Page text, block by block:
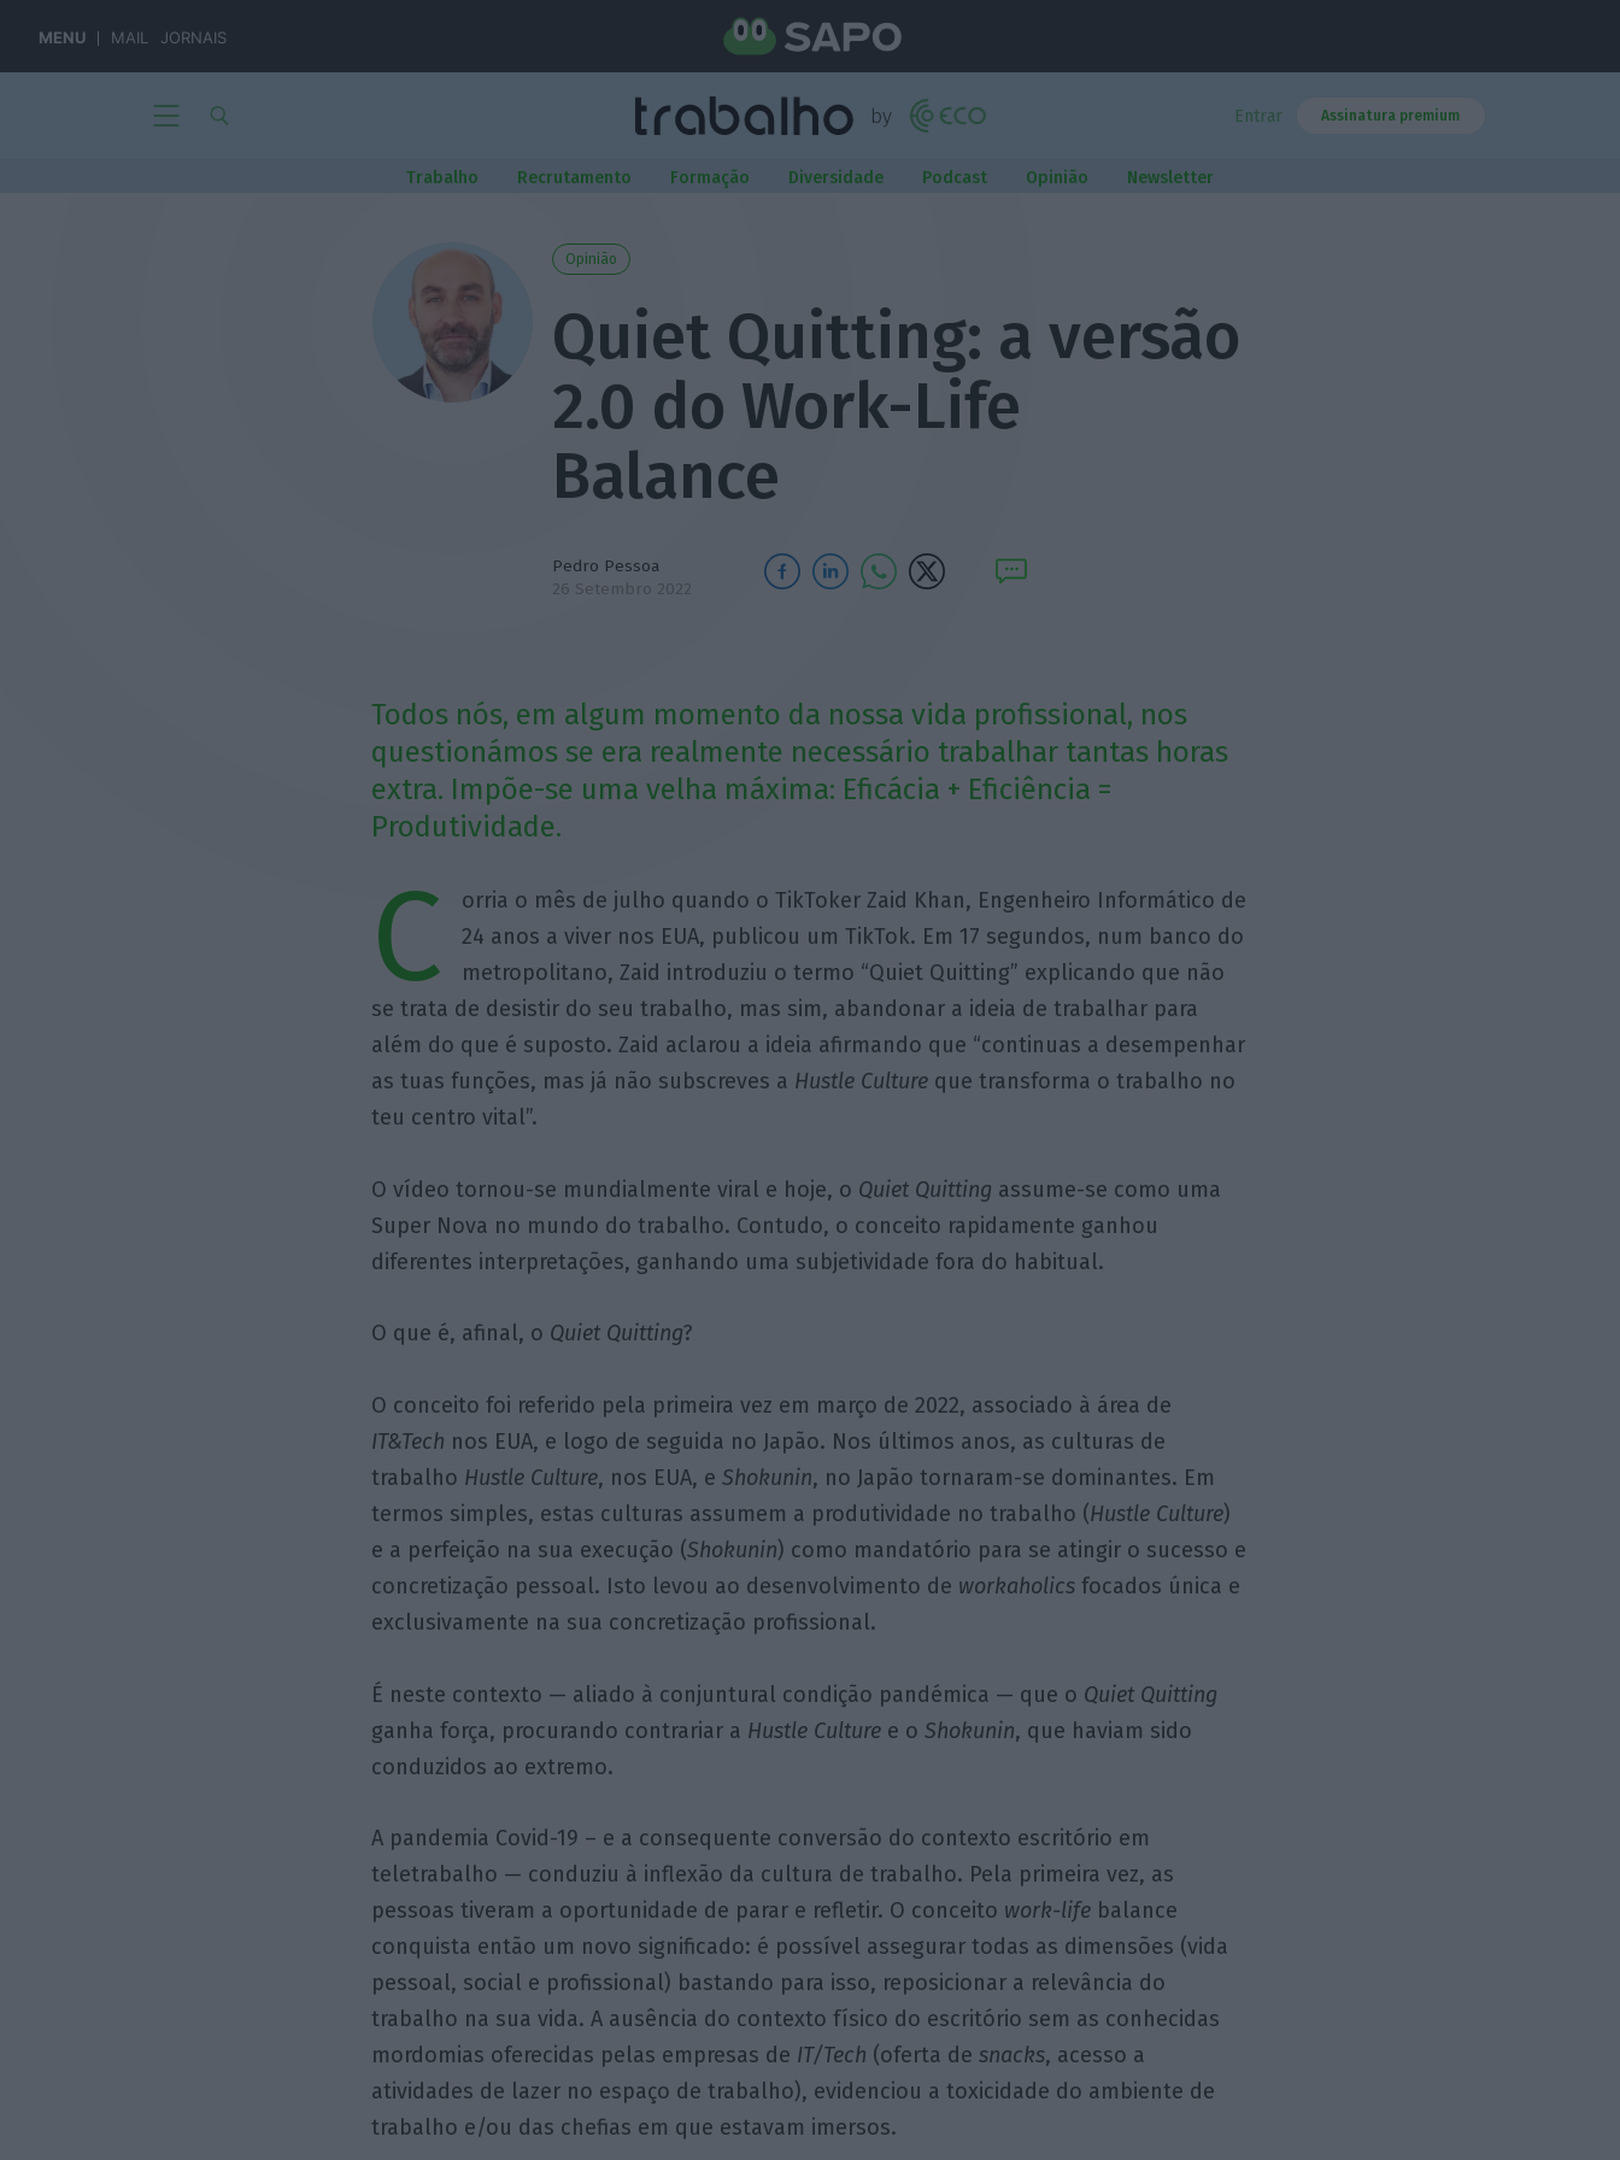
MENU MAIL JORNAIS
Entrar Assinatura premium
Trabalho Recrutamento Formação Diversidade Podcast Opinião Newsletter
Opinião
Quiet Quitting: a versão
2.0 do Work-Life
Balance
Pedro Pessoa
26 Setembro 2022
Todos nós, em algum momento da nossa vida profissional, nos
questionámos se era realmente necessário trabalhar tantas horas
extra. Impõe-se uma velha máxima: Eficácia + Eficiência =
Produtividade.
C
orria o mês de julho quando o TikToker Zaid Khan, Engenheiro Informático de
24 anos a viver nos EUA, publicou um TikTok. Em 17 segundos, num banco do
metropolitano, Zaid introduziu o termo “Quiet Quitting” explicando que não
se trata de desistir do seu trabalho, mas sim, abandonar a ideia de trabalhar para
além do que é suposto. Zaid aclarou a ideia afirmando que “continuas a desempenhar
as tuas funções, mas já não subscreves a Hustle Culture que transforma o trabalho no
teu centro vital”.
O vídeo tornou-se mundialmente viral e hoje, o Quiet Quitting assume-se como uma
Super Nova no mundo do trabalho. Contudo, o conceito rapidamente ganhou
diferentes interpretações, ganhando uma subjetividade fora do habitual.
O que é, afinal, o Quiet Quitting?
O conceito foi referido pela primeira vez em março de 2022, associado à área de
IT&Tech nos EUA, e logo de seguida no Japão. Nos últimos anos, as culturas de
trabalho Hustle Culture, nos EUA, eShokunin, no Japão tornaram-se dominantes. Em
termos simples, estas culturas assumem a produtividade no trabalho (Hustle Culture)
e a perfeição na sua execução (Shokunin) como mandatório para se atingir o sucesso e
concretização pessoal. Isto levou ao desenvolvimento de workaholics focados única e
exclusivamente na sua concretização profissional.
É neste contexto — aliado à conjuntural condição pandémica — que o Quiet Quitting
ganha força, procurando contrariar a Hustle Culture e oShokunin, que haviam sido
conduzidos ao extremo.
A pandemia Covid-19 – e a consequente conversão do contexto escritório em
teletrabalho — conduziu à inflexão da cultura de trabalho. Pela primeira vez, as
pessoas tiveram a oportunidade de parar e refletir. O conceito work-life balance
conquista então um novo significado: é possível assegurar todas as dimensões (vida
pessoal, social e profissional) bastando para isso, reposicionar a relevância do
trabalho na sua vida. A ausência do contexto físico do escritório sem as conhecidas
mordomias oferecidas pelas empresas de IT/Tech (oferta desnacks, acesso a
atividades de lazer no espaço de trabalho), evidenciou a toxicidade do ambiente de
trabalho e/ou das chefias em que estavam imersos.